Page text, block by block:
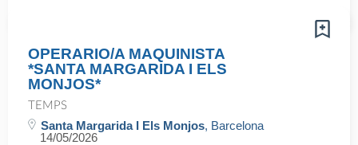
OPERARIO/A MAQUINISTA
*SANTA MARGARIDA I ELS
MONJOS*
TEMPS
Santa Margarida I Els Monjos, Barcelona
14/05/2026